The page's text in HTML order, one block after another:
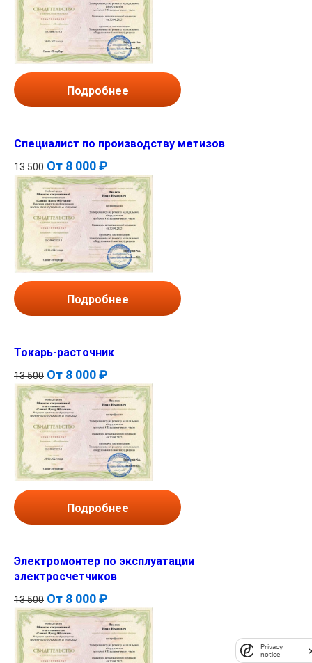
Подробнее
Специалист по производству метизов
13 500 От 8 000 ₽
Подробнее
Токарь-расточник
13 500 От 8 000 ₽
Подробнее
Электромонтер по эксплуатации
электросчетчиков
13 500 От 8 000 ₽
Privacy
notice